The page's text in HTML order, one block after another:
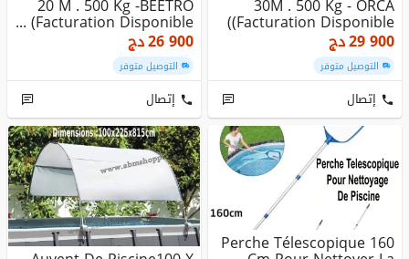
30M . 500 Kg - ORCA
(Facturation Disponible)
29 900دج
التوصيل متوفر
إتصال
20 M . 500 Kg -BEETRO
(Facturation Disponible ...
26 900دج
التوصيل متوفر
إتصال
Perche Télescopique 160